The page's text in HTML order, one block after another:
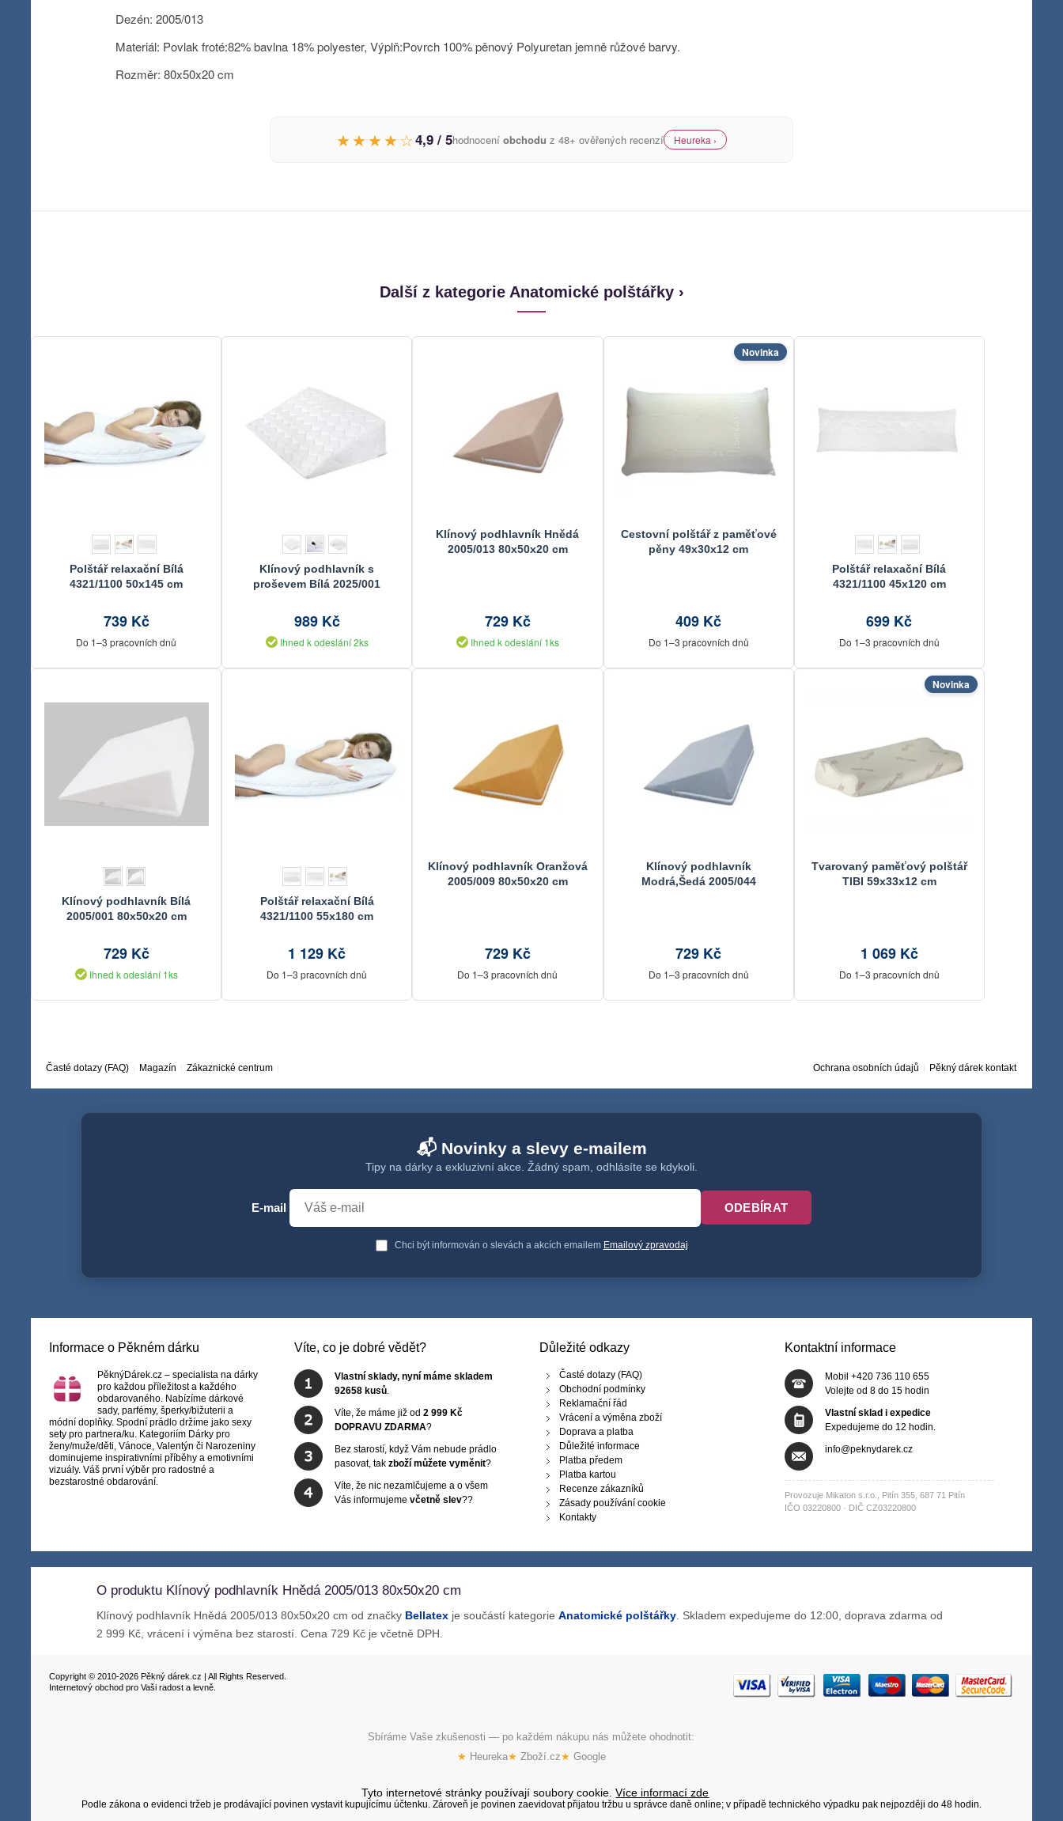
Dezén: 2005/013
Materiál: Povlak froté:82% bavlna 18% polyester, Výplň:Povrch 100% pěnový Polyuretan jemně růžové barvy.
Rozměr: 80x50x20 cm
★★★★☆4,9 / 5hodnocení obchodu z 48+ ověřených recenzí Heureka ›
Další z kategorie Anatomické polštářky ›
Polštář relaxační Bílá
4321/1100 50x145 cm
739 Kč
Do 1–3 pracovních dnů
Klínový podhlavník s
proševem Bílá 2025/001
989 Kč
Ihned k odeslání 2ks
Klínový podhlavník Hnědá
2005/013 80x50x20 cm
729 Kč
Ihned k odeslání 1ks
Cestovní polštář z paměťové
pěny 49x30x12 cm
Novinka
409 Kč
Do 1–3 pracovních dnů
Polštář relaxační Bílá
4321/1100 45x120 cm
699 Kč
Do 1–3 pracovních dnů
Klínový podhlavník Bílá
2005/001 80x50x20 cm
729 Kč
Ihned k odeslání 1ks
Polštář relaxační Bílá
4321/1100 55x180 cm
1 129 Kč
Do 1–3 pracovních dnů
Klínový podhlavník Oranžová
2005/009 80x50x20 cm
729 Kč
Do 1–3 pracovních dnů
Klínový podhlavník
Modrá,Šedá 2005/044
729 Kč
Do 1–3 pracovních dnů
Tvarovaný paměťový polštář
TIBI 59x33x12 cm
Novinka
1 069 Kč
Do 1–3 pracovních dnů
Časté dotazy (FAQ) Magazín Zákaznické centrum Ochrana osobních údajů Pěkný dárek kontakt
📬 Novinky a slevy e-mailem
Tipy na dárky a exkluzivní akce. Žádný spam, odhlásíte se kdykoli.
E-mail ODEBÍRAT
Chci být informován o slevách a akcích emailem Emailový zpravodaj
Informace o Pěkném dárku
PěknýDárek.cz – specialista na dárky
pro každou příležitost a každého
obdarovaného. Nabízíme dárkové
sady, parfémy, šperky/bižuterii a
módní doplňky. Spodní prádlo držíme jako sexy
sety pro partnera/ku. Kategoriím Dárky pro
ženy/muže/děti, Vánoce, Valentýn či Narozeniny
dominujeme inspirativními příběhy a emotivními
vizuály. Váš první výběr pro radostné a
bezstarostné obdarování.
Víte, co je dobré vědět?
Vlastní sklady, nyní máme skladem
92658 kusů.
Víte, že máme již od 2 999 Kč
DOPRAVU ZDARMA?
Bez starostí, když Vám nebude prádlo
pasovat, tak zboží můžete vyměnit?
Víte, že nic nezamlčujeme a o všem
Vás informujeme včetně slev??
Důležité odkazy
Časté dotazy (FAQ)
Obchodní podmínky
Reklamační řád
Vrácení a výměna zboží
Doprava a platba
Důležité informace
Platba předem
Platba kartou
Recenze zákazníků
Zásady používání cookie
Kontakty
Kontaktní informace
Mobil +420 736 110 655
Volejte od 8 do 15 hodin
Vlastní sklad i expedice
Expedujeme do 12 hodin.
info@peknydarek.cz
Provozuje Mikaton s.r.o., Pitín 355, 687 71 Pitín
IČO 03220800 · DIČ CZ03220800
O produktu Klínový podhlavník Hnědá 2005/013 80x50x20 cm
Klínový podhlavník Hnědá 2005/013 80x50x20 cm od značky Bellatexje součástí kategorie Anatomické polštářky. Skladem expedujeme do 12:00, doprava zdarma od
2 999 Kč, vrácení i výměna bez starostí. Cena 729 Kč je včetně DPH.
Copyright © 2010-2026 Pěkný dárek.cz | All Rights Reserved.
Internetový obchod pro Vaši radost a levně.
Sbíráme Vaše zkušenosti — po každém nákupu nás můžete ohodnotit:
★ Heureka★ Zboží.cz★ Google
Tyto internetové stránky používají soubory cookie.Více informací zde
Podle zákona o evidenci tržeb je prodávající povinen vystavit kupujícímu účtenku. Zároveň je povinen zaevidovat přijatou tržbu u správce daně online; v případě technického výpadku pak nejpozději do 48 hodin.